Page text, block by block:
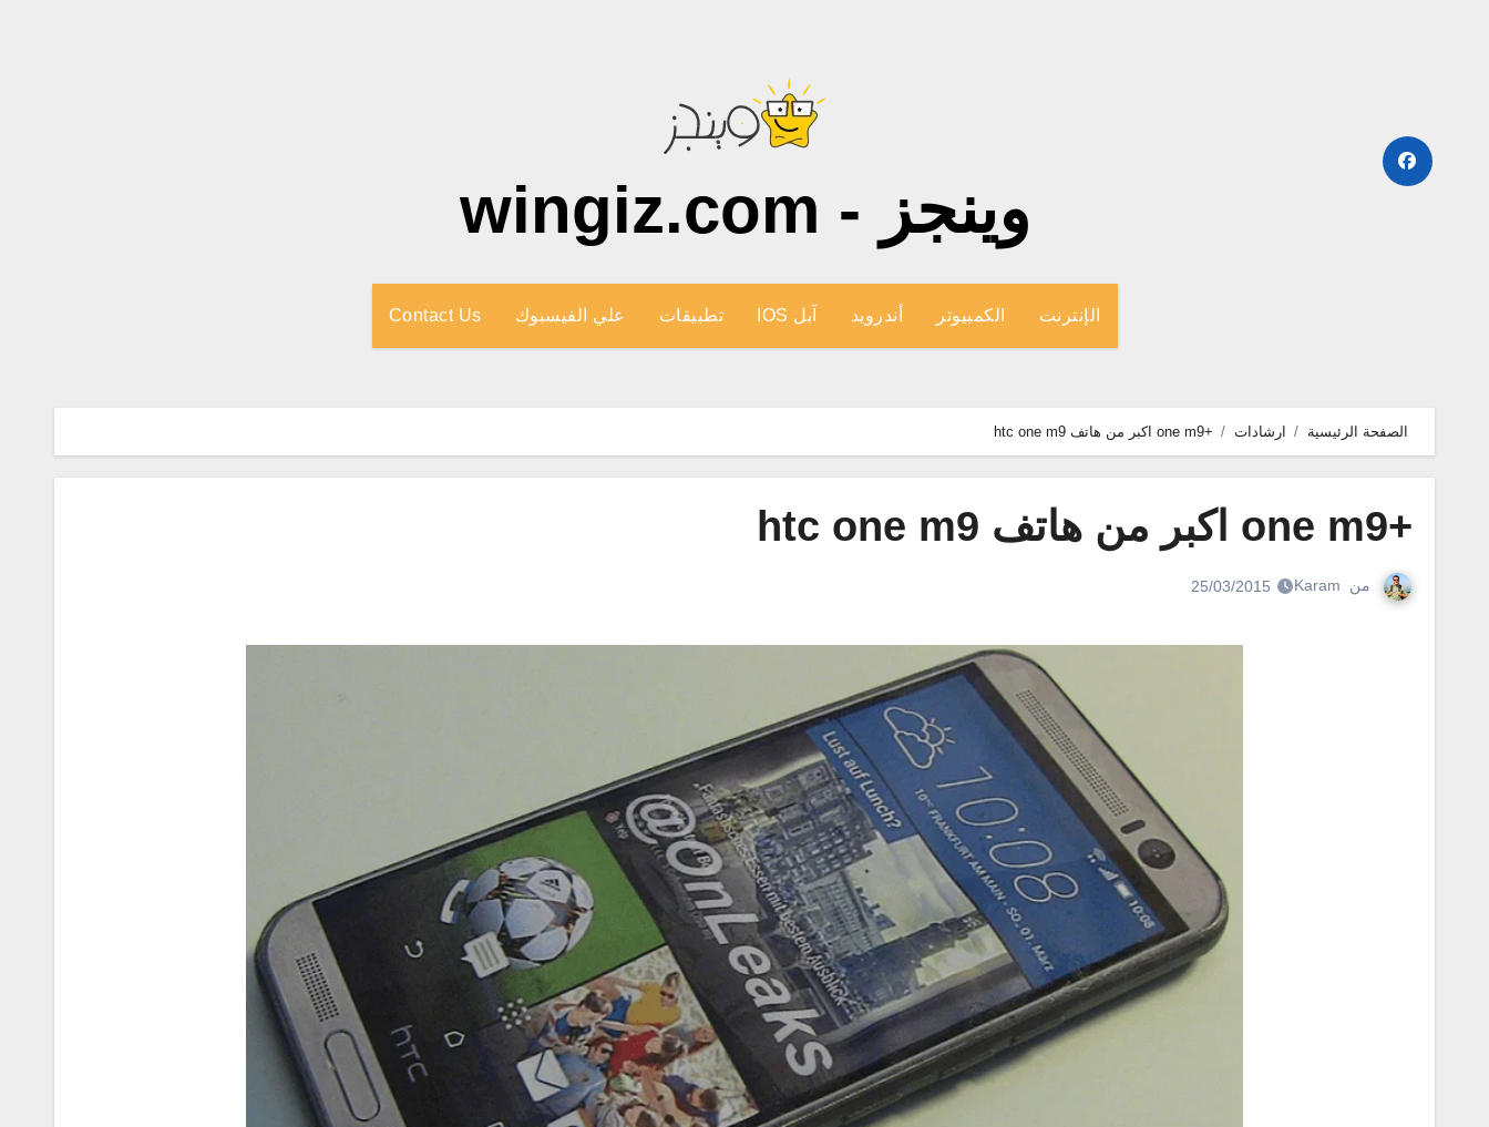
وينجز - wingiz.com
الإنترنت الكمبيوتر أندرويد آبل IOS تطبيقات علي الفيسبوك Contact Us
الصفحة الرئيسية ارشادات +one m9 اكبر من هاتف htc one m9
+one m9 اكبر من هاتف htc one m9
من Karam
25/03/2015